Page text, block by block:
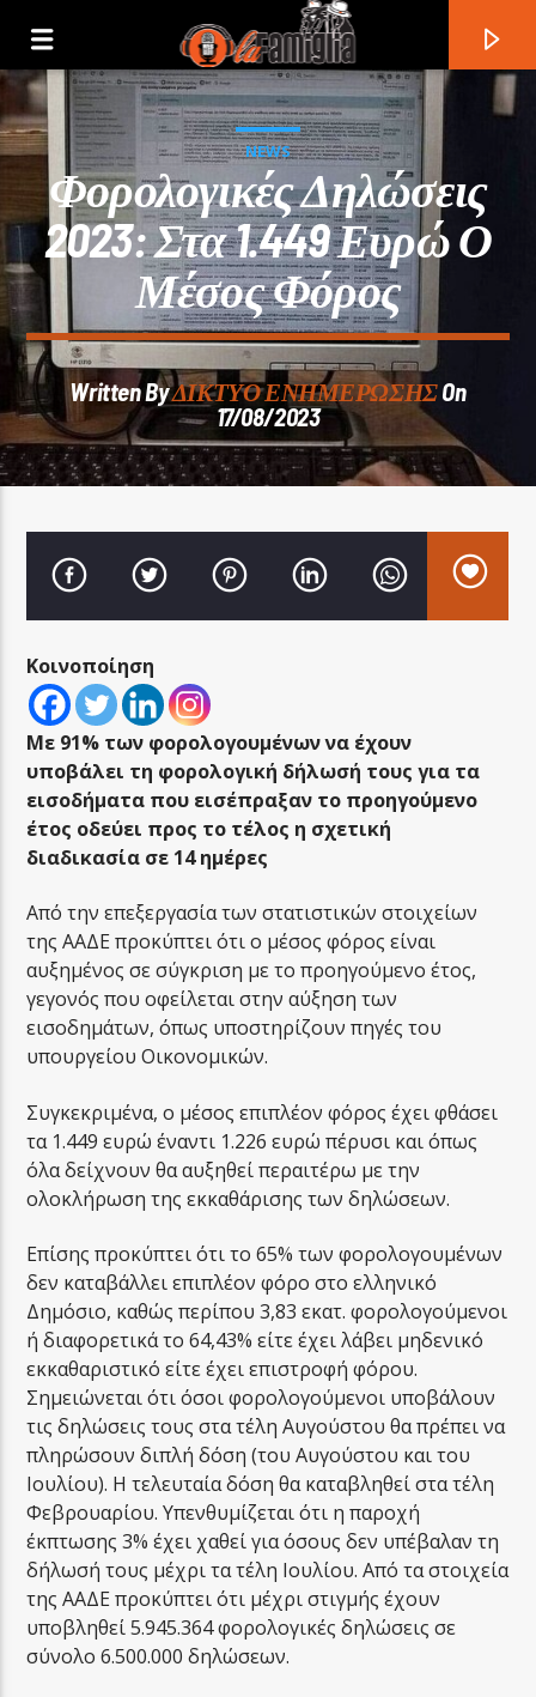
Current Track
Title
LA FAMIGLIA RADIO
LA FAMIGLIA ΝΗΣΙΩΤΙΚΑ
NEWS
Φορολογικές Δηλώσεις
2023: Στα 1.449 Ευρώ Ο
Μέσος Φόρος
Written ByΔΙΚΤΥΟ ΕΝΗΜΕΡΩΣΗΣOn
17/08/2023
Κοινοποίηση
Με 91% των φορολογουμένων να έχουν
υποβάλει τη φορολογική δήλωσή τους για τα
εισοδήματα που εισέπραξαν το προηγούμενο
έτος οδεύει προς το τέλος η σχετική
διαδικασία σε 14 ημέρες
Από την επεξεργασία των στατιστικών στοιχείων
της ΑΑΔΕ προκύπτει ότι ο μέσος φόρος είναι
αυξημένος σε σύγκριση με το προηγούμενο έτος,
γεγονός που οφείλεται στην αύξηση των
εισοδημάτων, όπως υποστηρίζουν πηγές του
υπουργείου Οικονομικών.
Συγκεκριμένα, ο μέσος επιπλέον φόρος έχει φθάσει
τα 1.449 ευρώ έναντι 1.226 ευρώ πέρυσι και όπως
όλα δείχνουν θα αυξηθεί περαιτέρω με την
ολοκλήρωση της εκκαθάρισης των δηλώσεων.
Επίσης προκύπτει ότι το 65% των φορολογουμένων
δεν καταβάλλει επιπλέον φόρο στο ελληνικό
Δημόσιο, καθώς περίπου 3,83 εκατ. φορολογούμενοι
ή διαφορετικά το 64,43% είτε έχει λάβει μηδενικό
εκκαθαριστικό είτε έχει επιστροφή φόρου.
Σημειώνεται ότι όσοι φορολογούμενοι υποβάλουν
τις δηλώσεις τους στα τέλη Αυγούστου θα πρέπει να
πληρώσουν διπλή δόση (του Αυγούστου και του
Ιουλίου). Η τελευταία δόση θα καταβληθεί στα τέλη
Φεβρουαρίου. Υπενθυμίζεται ότι η παροχή
έκπτωσης 3% έχει χαθεί για όσους δεν υπέβαλαν τη
δήλωσή τους μέχρι τα τέλη Ιουλίου. Από τα στοιχεία
της ΑΑΔΕ προκύπτει ότι μέχρι στιγμής έχουν
υποβληθεί 5.945.364 φορολογικές δηλώσεις σε
σύνολο 6.500.000 δηλώσεων.